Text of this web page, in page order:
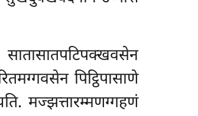
पिट्ठिपासाणे
मज्झत्तारम्मणग्गहणं